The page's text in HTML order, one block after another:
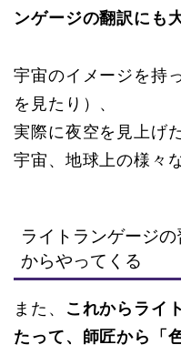
ンゲージの翻訳にも
宇宙のイメージを持
を見たり）、
実際に夜空を見上げ
宇宙、地球上の様々
ライトランゲージ
からやってくる
また、
これからライ
たって、師匠から「